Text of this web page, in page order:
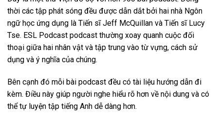
thời các tập phát sóng đều được dẫn dắt bởi hai nhà Ngôn
ngữ học ứng dụng là Tiến sĩ Jeff McQuillan và Tiến sĩ Lucy
Tse. ESL Podcast podcast thường xoay quanh cuộc đối
thoại giữa hai nhân vật và tập trung vào từ vựng, cách sử
dụng và ý nghĩa của chúng.
Bên cạnh đó mỗi bài podcast đều có tài liệu hướng dẫn đi
kèm. Điều này giúp người nghe hiểu rõ hơn về nội dung và có
thể tự luyện tập tiếng Anh dễ dàng hơn.